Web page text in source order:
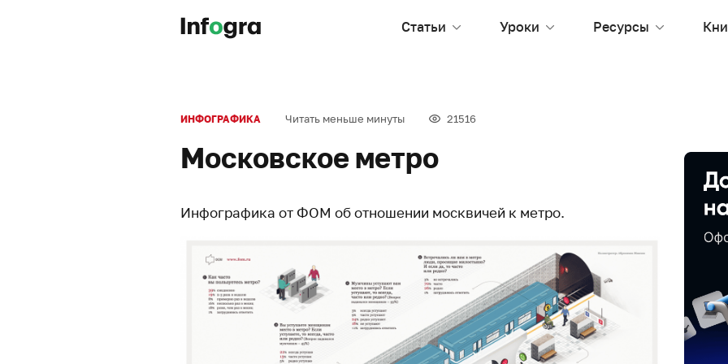
Статьи Уроки Ресурсы
ИНФОГРАФИКА Читать меньше минуты 21516
Московское метро
Инфографика от ФОМ об отношении москвичей к метро.